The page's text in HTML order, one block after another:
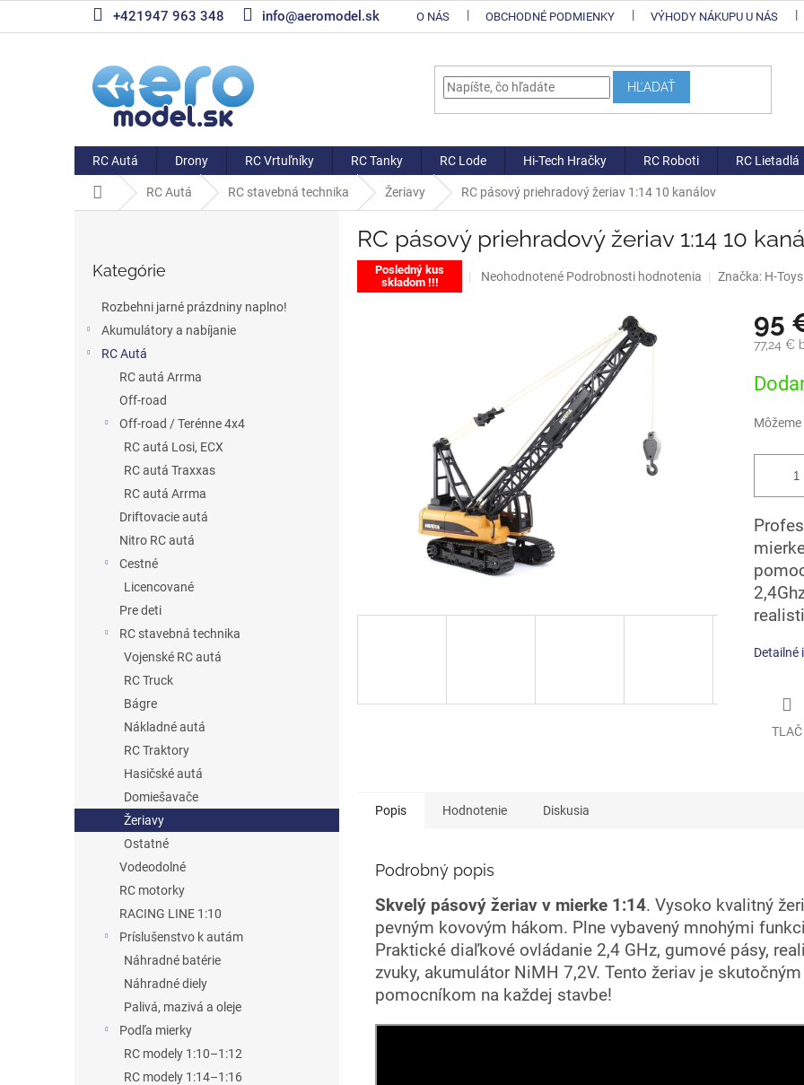
+421947 963 348 info@aeromodel.sk O NÁS OBCHODNÉ PODMIENKY VÝHODY NÁKUPU U NÁS
HĽADAŤ
RC Autá Drony RC Vrtuľníky RC Tanky RC Lode Hi-Tech Hračky RC Roboti RC Lietadlá
DomovRC Autá RC stavebná technika Žeriavy RC pásový priehradový žeriav 1:14 10 kanálov
kategórie
Kategórie
Rozbehni jarné prázdniny naplno!
Akumulátory a nabíjanie
RC Autá
RC autá Arrma
Off-road
Off-road / Terénne 4x4
RC autá Losi, ECX
RC autá Traxxas
RC autá Arrma
Driftovacie autá
Nitro RC autá
Cestné
Licencované
Pre deti
RC stavebná technika
Vojenské RC autá
RC Truck
Bágre
Nákladné autá
RC Traktory
Hasičské autá
Domiešavače
Žeriavy
Ostatné
Vodeodolné
RC motorky
RACING LINE 1:10
Príslušenstvo k autám
Náhradné batérie
Náhradné diely
Palivá, mazivá a oleje
Podľa mierky
RC modely 1:10–1:12
RC modely 1:14–1:16
RC pásový priehradový žeriav 1:14 10
Posledný kus
skladom !!!
Priemerné
hviezdičiek.
Neohodnotené Podrobnosti hodnotenia Značka: H-Toys
95
77,24 €
cena:
Detailné
TLAČ
Popis Hodnotenie Diskusia
Podrobný popis
Skvelý pásový žeriav v mierke 1:14. Vysoko kvalitný
pevným kovovým hákom. Plne vybavený mnohými
Praktické diaľkové ovládanie 2,4 GHz, gumové pásy,
zvuky, akumulátor NiMH 7,2V. Tento žeriav je skutočným
pomocníkom na každej stavbe!